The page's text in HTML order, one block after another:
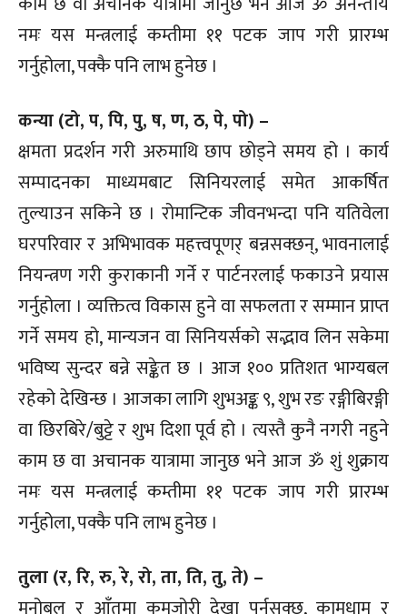
नमः यस मन्त्रलाई कम्तीमा ११ पटक जाप गरी प्रारम्भ
गर्नुहोला, पक्कै पनि लाभ हुनेछ ।
कन्या (टो, प, पि, पु, ष, ण, ठ, पे, पो) –
क्षमता प्रदर्शन गरी अरुमाथि छाप छोड्ने समय हो । कार्य
सम्पादनका माध्यमबाट सिनियरलाई समेत आकर्षित
तुल्याउन सकिने छ । रोमान्टिक जीवनभन्दा पनि यतिवेला
घरपरिवार र अभिभावक महत्त्वपूणर् बन्नसक्छन्, भावनालाई
नियन्त्रण गरी कुराकानी गर्ने र पार्टनरलाई फकाउने प्रयास
गर्नुहोला । व्यक्तित्व विकास हुने वा सफलता र सम्मान प्राप्त
गर्ने समय हो, मान्यजन वा सिनियर्सको सद्भाव लिन सकेमा
भविष्य सुन्दर बन्ने सङ्केत छ । आज १०० प्रतिशत भाग्यबल
रहेको देखिन्छ । आजका लागि शुभअङ्क ९, शुभ रङ रङ्गीबिरङ्गी
वा छिरबिरे/बुट्टे र शुभ दिशा पूर्व हो । त्यस्तै कुनै नगरी नहुने
काम छ वा अचानक यात्रामा जानुछ भने आज ॐ शुं शुक्राय
नमः यस मन्त्रलाई कम्तीमा ११ पटक जाप गरी प्रारम्भ
गर्नुहोला, पक्कै पनि लाभ हुनेछ ।
तुला (र, रि, रु, रे, रो, ता, ति, तु, ते) –